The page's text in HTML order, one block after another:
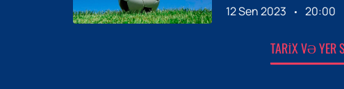
12 Sen 2023
20:00
TARIX VƏ YER